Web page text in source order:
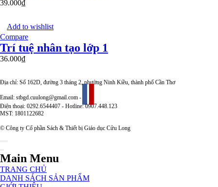
39.000₫
Add to wishlist
Compare
Trí tuệ nhân tạo lớp 1
36.000₫
Địa chỉ: Số 162D, đường 3 tháng 2, phường Ninh Kiều, thành phố Cần Thơ
Email: stbgd.cuulong@gmail.com -
Điện thoại: 0292.6544407 - Hotline: 0907.448.123
MST: 1801122682
© Công ty Cổ phần Sách & Thiết bị Giáo dục Cửu Long
Main Menu
TRANG CHỦ
DANH SÁCH SẢN PHẨM